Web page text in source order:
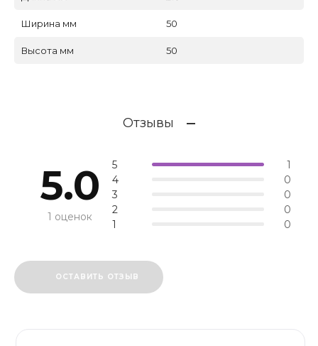
Ширина мм 50
Высота мм 50
Отзывы
5.0
1 оценок
5
1
4
0
3
0
2
0
1
0
ОСТАВИТЬ ОТЗЫВ